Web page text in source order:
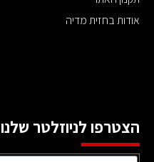
אודות בחזית מדיה
הצטרפו לניוזלטר שלנו